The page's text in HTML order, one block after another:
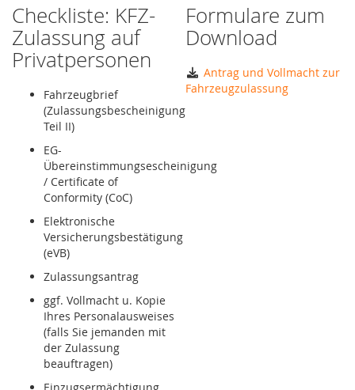
Checkliste: KFZ-
Zulassung auf
Privatpersonen
Fahrzeugbrief
(Zulassungsbescheinigung
Teil II)
EG-
Übereinstimmungsescheinigung
/ Certificate of
Conformity (CoC)
Elektronische
Versicherungsbestätigung
(eVB)
Zulassungsantrag
ggf. Vollmacht u. Kopie
Ihres Personalausweises
(falls Sie jemanden mit
der Zulassung
beauftragen)
Einzugsermächtigung
Formulare zum
Download
Antrag und Vollmacht zur
Fahrzeugzulassung